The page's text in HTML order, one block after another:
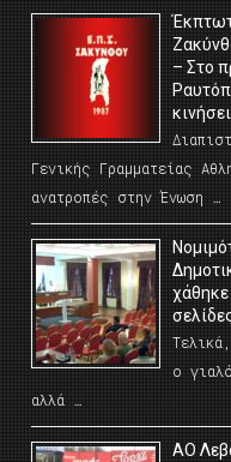
– Στο
Γενικής Γραμματείας
ανατροπές στην Ένωση …
ο
αλλά …
ΑΟ